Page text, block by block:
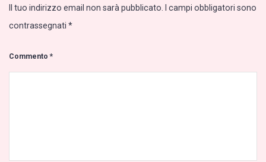
Il tuo indirizzo email non sarà pubblicato. I campi obbligatori sono
contrassegnati *
Commento*